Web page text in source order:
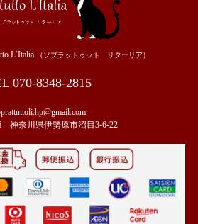
L’Italia （ソプラットゥット リターリア）
070-8348-2815
神奈川県伊勢原市沼目3-6-22